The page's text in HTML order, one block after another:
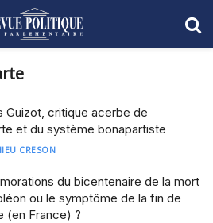
Guizot, critique acerbe de
et du système bonapartiste
CRESON
du bicentenaire de la mort
ou le symptôme de la fin de
(en France) ?